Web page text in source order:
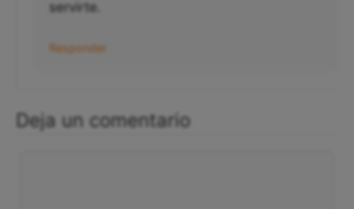
servirte.
Responder
Deja un comentario